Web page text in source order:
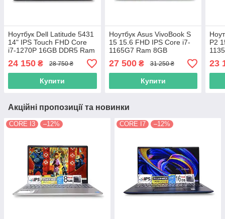
Ноутбук Dell Latitude 5431
14" IPS Touch FHD Core
i7-1270P 16GB DDR5 Ram
SSD256GB Intel Iris Xe
Graphics
24 150 ₴ 28 750 ₴
Купити
Ноутбук Asus VivoBook S
15 15.6 FHD IPS Core i7-
1165G7 Ram 8GB
SSD512GB Intel Iris Xe
S533EA-SB71 10703
27 500₴ 31 250 ₴
Купити
P2
23
Акційні пропозиції та новинки
CORE I3 –12% CORE I7 –12%